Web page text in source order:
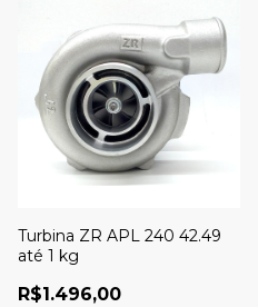
Turbina ZR APL 240 42.49
até 1 kg
R$1.496,00